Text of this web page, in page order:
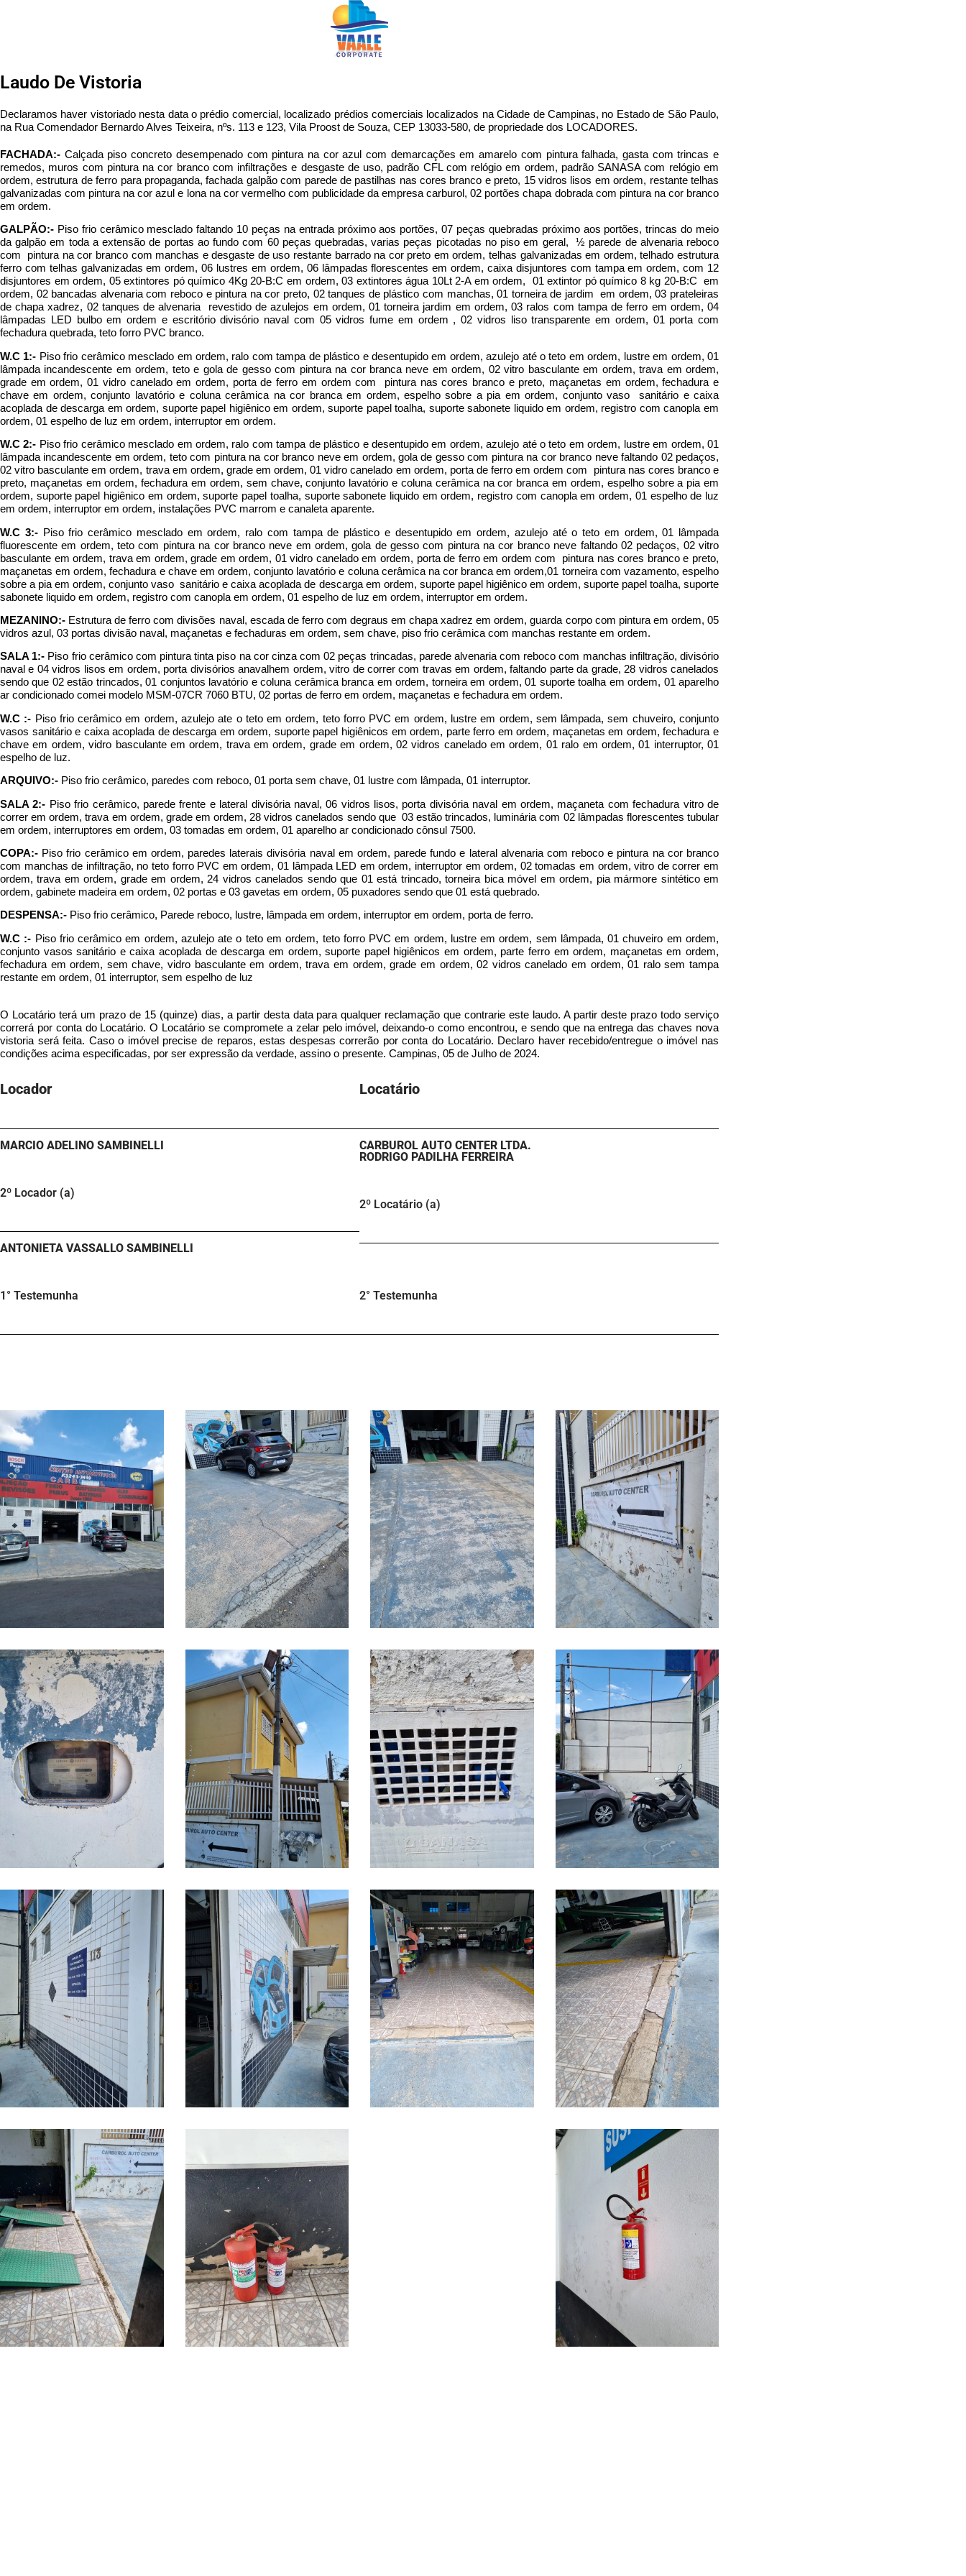
Laudo De Vistoria
Declaramos haver vistoriado nesta data o prédio comercial, localizado prédios comerciais localizados na Cidade de Campinas, no Estado de São Paulo,
na Rua Comendador Bernardo Alves Teixeira, nºs. 113 e 123, Vila Proost de Souza, CEP 13033-580, de propriedade dos LOCADORES.
FACHADA:- Calçada piso concreto desempenado com pintura na cor azul com demarcações em amarelo com pintura falhada, gasta com trincas e
remedos, muros com pintura na cor branco com infiltrações e desgaste de uso, padrão CFL com relógio em ordem, padrão SANASA com relógio em
ordem, estrutura de ferro para propaganda, fachada galpão com parede de pastilhas nas cores branco e preto, 15 vidros lisos em ordem, restante telhas
galvanizadas com pintura na cor azul e lona na cor vermelho com publicidade da empresa carburol, 02 portões chapa dobrada com pintura na cor branco
em ordem.
GALPÃO:- Piso frio cerâmico mesclado faltando 10 peças na entrada próximo aos portões, 07 peças quebradas próximo aos portões, trincas do meio
da galpão em toda a extensão de portas ao fundo com 60 peças quebradas, varias peças picotadas no piso em geral, ½ parede de alvenaria reboco
com pintura na cor branco com manchas e desgaste de uso restante barrado na cor preto em ordem, telhas galvanizadas em ordem, telhado estrutura
ferro com telhas galvanizadas em ordem, 06 lustres em ordem, 06 lâmpadas florescentes em ordem, caixa disjuntores com tampa em ordem, com 12
disjuntores em ordem, 05 extintores pó químico 4Kg 20-B:C em ordem, 03 extintores água 10Lt 2-A em ordem, 01 extintor pó químico 8 kg 20-B:C em
ordem, 02 bancadas alvenaria com reboco e pintura na cor preto, 02 tanques de plástico com manchas, 01 torneira de jardim em ordem, 03 prateleiras
de chapa xadrez, 02 tanques de alvenaria revestido de azulejos em ordem, 01 torneira jardim em ordem, 03 ralos com tampa de ferro em ordem, 04
lâmpadas LED bulbo em ordem e escritório divisório naval com 05 vidros fume em ordem , 02 vidros liso transparente em ordem, 01 porta com
fechadura quebrada, teto forro PVC branco.
W.C 1:- Piso frio cerâmico mesclado em ordem, ralo com tampa de plástico e desentupido em ordem, azulejo até o teto em ordem, lustre em ordem, 01
lâmpada incandescente em ordem, teto e gola de gesso com pintura na cor branca neve em ordem, 02 vitro basculante em ordem, trava em ordem,
grade em ordem, 01 vidro canelado em ordem, porta de ferro em ordem com pintura nas cores branco e preto, maçanetas em ordem, fechadura e
chave em ordem, conjunto lavatório e coluna cerâmica na cor branca em ordem, espelho sobre a pia em ordem, conjunto vaso sanitário e caixa
acoplada de descarga em ordem, suporte papel higiênico em ordem, suporte papel toalha, suporte sabonete liquido em ordem, registro com canopla em
ordem, 01 espelho de luz em ordem, interruptor em ordem.
W.C 2:- Piso frio cerâmico mesclado em ordem, ralo com tampa de plástico e desentupido em ordem, azulejo até o teto em ordem, lustre em ordem, 01
lâmpada incandescente em ordem, teto com pintura na cor branco neve em ordem, gola de gesso com pintura na cor branco neve faltando 02 pedaços,
02 vitro basculante em ordem, trava em ordem, grade em ordem, 01 vidro canelado em ordem, porta de ferro em ordem com pintura nas cores branco e
preto, maçanetas em ordem, fechadura em ordem, sem chave, conjunto lavatório e coluna cerâmica na cor branca em ordem, espelho sobre a pia em
ordem, suporte papel higiênico em ordem, suporte papel toalha, suporte sabonete liquido em ordem, registro com canopla em ordem, 01 espelho de luz
em ordem, interruptor em ordem, instalações PVC marrom e canaleta aparente.
W.C 3:- Piso frio cerâmico mesclado em ordem, ralo com tampa de plástico e desentupido em ordem, azulejo até o teto em ordem, 01 lâmpada
fluorescente em ordem, teto com pintura na cor branco neve em ordem, gola de gesso com pintura na cor branco neve faltando 02 pedaços, 02 vitro
basculante em ordem, trava em ordem, grade em ordem, 01 vidro canelado em ordem, porta de ferro em ordem com pintura nas cores branco e preto,
maçanetas em ordem, fechadura e chave em ordem, conjunto lavatório e coluna cerâmica na cor branca em ordem,01 torneira com vazamento, espelho
sobre a pia em ordem, conjunto vaso sanitário e caixa acoplada de descarga em ordem, suporte papel higiênico em ordem, suporte papel toalha, suporte
sabonete liquido em ordem, registro com canopla em ordem, 01 espelho de luz em ordem, interruptor em ordem.
MEZANINO:- Estrutura de ferro com divisões naval, escada de ferro com degraus em chapa xadrez em ordem, guarda corpo com pintura em ordem, 05
vidros azul, 03 portas divisão naval, maçanetas e fechaduras em ordem, sem chave, piso frio cerâmica com manchas restante em ordem.
SALA 1:- Piso frio cerâmico com pintura tinta piso na cor cinza com 02 peças trincadas, parede alvenaria com reboco com manchas infiltração, divisório
naval e 04 vidros lisos em ordem, porta divisórios anavalhem ordem, vitro de correr com travas em ordem, faltando parte da grade, 28 vidros canelados
sendo que 02 estão trincados, 01 conjuntos lavatório e coluna cerâmica branca em ordem, torneira em ordem, 01 suporte toalha em ordem, 01 aparelho
ar condicionado comei modelo MSM-07CR 7060 BTU, 02 portas de ferro em ordem, maçanetas e fechadura em ordem.
W.C :- Piso frio cerâmico em ordem, azulejo ate o teto em ordem, teto forro PVC em ordem, lustre em ordem, sem lâmpada, sem chuveiro, conjunto
vasos sanitário e caixa acoplada de descarga em ordem, suporte papel higiênicos em ordem, parte ferro em ordem, maçanetas em ordem, fechadura e
chave em ordem, vidro basculante em ordem, trava em ordem, grade em ordem, 02 vidros canelado em ordem, 01 ralo em ordem, 01 interruptor, 01
espelho de luz.
ARQUIVO:- Piso frio cerâmico, paredes com reboco, 01 porta sem chave, 01 lustre com lâmpada, 01 interruptor.
SALA 2:- Piso frio cerâmico, parede frente e lateral divisória naval, 06 vidros lisos, porta divisória naval em ordem, maçaneta com fechadura vitro de
correr em ordem, trava em ordem, grade em ordem, 28 vidros canelados sendo que 03 estão trincados, luminária com 02 lâmpadas florescentes tubular
em ordem, interruptores em ordem, 03 tomadas em ordem, 01 aparelho ar condicionado cônsul 7500.
COPA:- Piso frio cerâmico em ordem, paredes laterais divisória naval em ordem, parede fundo e lateral alvenaria com reboco e pintura na cor branco
com manchas de infiltração, no teto forro PVC em ordem, 01 lâmpada LED em ordem, interruptor em ordem, 02 tomadas em ordem, vitro de correr em
ordem, trava em ordem, grade em ordem, 24 vidros canelados sendo que 01 está trincado, torneira bica móvel em ordem, pia mármore sintético em
ordem, gabinete madeira em ordem, 02 portas e 03 gavetas em ordem, 05 puxadores sendo que 01 está quebrado.
DESPENSA:- Piso frio cerâmico, Parede reboco, lustre, lâmpada em ordem, interruptor em ordem, porta de ferro.
W.C :- Piso frio cerâmico em ordem, azulejo ate o teto em ordem, teto forro PVC em ordem, lustre em ordem, sem lâmpada, 01 chuveiro em ordem,
conjunto vasos sanitário e caixa acoplada de descarga em ordem, suporte papel higiênicos em ordem, parte ferro em ordem, maçanetas em ordem,
fechadura em ordem, sem chave, vidro basculante em ordem, trava em ordem, grade em ordem, 02 vidros canelado em ordem, 01 ralo sem tampa
restante em ordem, 01 interruptor, sem espelho de luz
O Locatário terá um prazo de 15 (quinze) dias, a partir desta data para qualquer reclamação que contrarie este laudo. A partir deste prazo todo serviço
correrá por conta do Locatário. O Locatário se compromete a zelar pelo imóvel, deixando-o como encontrou, e sendo que na entrega das chaves nova
vistoria será feita. Caso o imóvel precise de reparos, estas despesas correrão por conta do Locatário. Declaro haver recebido/entregue o imóvel nas
condições acima especificadas, por ser expressão da verdade, assino o presente. Campinas, 05 de Julho de 2024.
Locador
MARCIO ADELINO SAMBINELLI
2º Locador (a)
ANTONIETA VASSALLO SAMBINELLI
1° Testemunha
Locatário​
CARBUROL AUTO CENTER LTDA.
RODRIGO PADILHA FERREIRA
2º Locatário (a)
2° Testemunha